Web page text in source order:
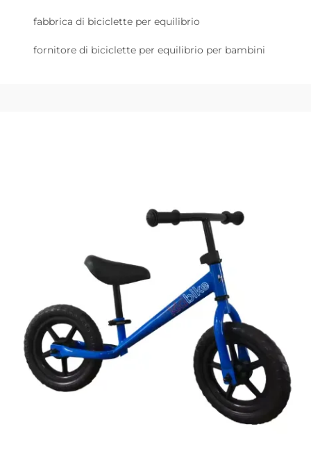
fabbrica di biciclette per equilibrio
fornitore di biciclette per equilibrio per bambini